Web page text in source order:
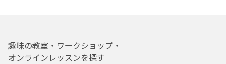
趣味の教室・ワークショップ・
オンラインレッスンを探す